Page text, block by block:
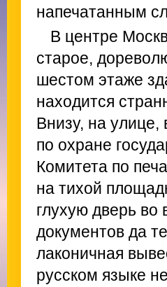
напечатанным
В центре
старое,
шестом этаже
находится
Внизу, на улице,
по охране
Комитета по
на тихой
глухую дверь во
документов да
лаконичная
русском языке